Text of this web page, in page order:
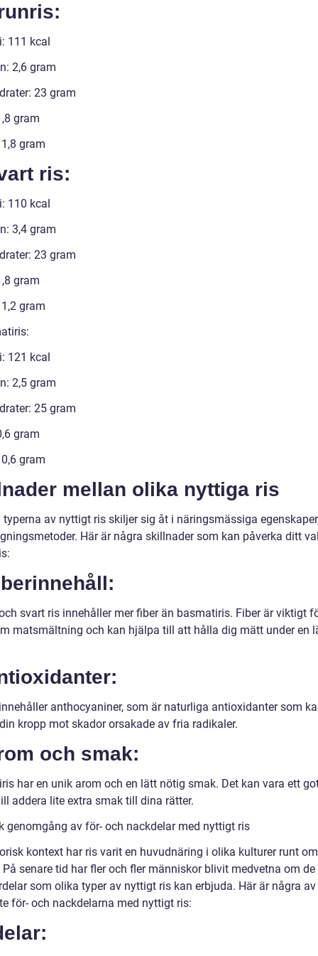
111 kcal
2,6 gram
23 gram
gram
gram
ris:
110 kcal
3,4 gram
23 gram
gram
gram
121 kcal
2,5 gram
25 gram
gram
gram
mellan olika nyttiga ris
typerna av nyttigt ris skiljer sig åt i näringsmässiga
Här är några skillnader som kan påverka ditt
svart ris innehåller mer fiber än basmatiris. Fiber är viktigt
matsmältning och kan hjälpa till att hålla dig mätt under en
anthocyaniner, som är naturliga antioxidanter som
kropp mot skador orsakade av fria radikaler.
och smak:
har en unik arom och en lätt nötig smak. Det kan vara ett
addera lite extra smak till dina rätter.
genomgång av för- och nackdelar med nyttigt ris
kontext har ris varit en huvudnäring i olika kulturer runt
På senare tid har fler och fler människor blivit medvetna om de
som olika typer av nyttigt ris kan erbjuda. Här är några av
för- och nackdelarna med nyttigt ris: